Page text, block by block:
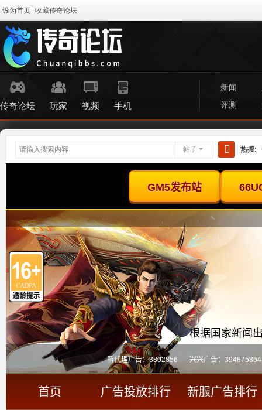
设为首页 收藏传奇论坛
传奇论坛 玩家 视频 手机
新闻
评测
帖子
搜
热搜: